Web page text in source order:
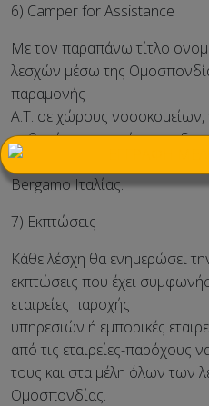
6) Camper for Assistance
Με τον παραπάνω τίτλο
λεσχών μέσω της
παραμονής
Α.Τ. σε χώρους νοσοκομείων,
ασθενών, συγγενών του
πρώτη συμφωνία με το
Bergamo Ιταλίας.
7) Εκπτώσεις
Κάθε λέσχη θα ενημερώσει
εκπτώσεις που έχει
εταιρείες παροχής
υπηρεσιών ή εμπορικές
από τις εταιρείες-παρόχους
τους και στα μέλη όλων των
Ομοσπονδίας.